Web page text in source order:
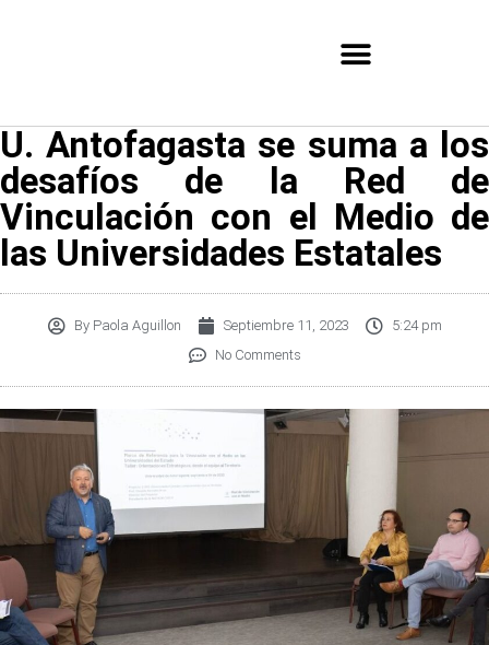
U. Antofagasta se suma a los
desafíos de la Red de
Vinculación con el Medio de
las Universidades Estatales
ByPaola Aguillon Septiembre 11, 2023
5:24 pm
No Comments